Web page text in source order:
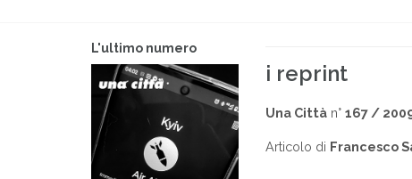
L'ultimo numero
i reprint
Una Città n° 167 /
Articolo di Francesco